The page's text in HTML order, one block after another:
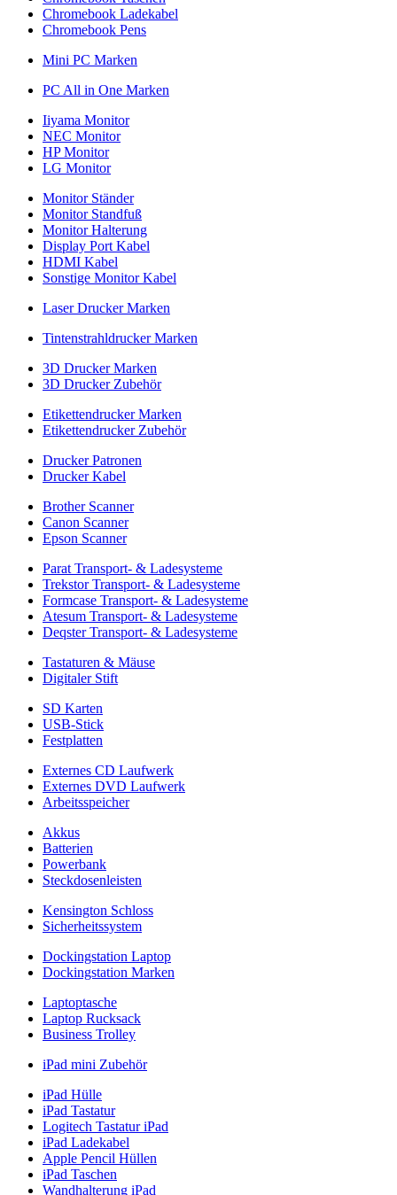
Chromebook Ladekabel
Chromebook Pens
Mini PC Marken
PC All in One Marken
Iiyama Monitor
NEC Monitor
HP Monitor
LG Monitor
Monitor Ständer
Monitor Standfuß
Monitor Halterung
Display Port Kabel
HDMI Kabel
Sonstige Monitor Kabel
Laser Drucker Marken
Tintenstrahldrucker Marken
3D Drucker Marken
3D Drucker Zubehör
Etikettendrucker Marken
Etikettendrucker Zubehör
Drucker Patronen
Drucker Kabel
Brother Scanner
Canon Scanner
Epson Scanner
Parat Transport- & Ladesysteme
Trekstor Transport- & Ladesysteme
Formcase Transport- & Ladesysteme
Atesum Transport- & Ladesysteme
Deqster Transport- & Ladesysteme
Tastaturen & Mäuse
Digitaler Stift
SD Karten
USB-Stick
Festplatten
Externes CD Laufwerk
Externes DVD Laufwerk
Arbeitsspeicher
Akkus
Batterien
Powerbank
Steckdosenleisten
Kensington Schloss
Sicherheitssystem
Dockingstation Laptop
Dockingstation Marken
Laptoptasche
Laptop Rucksack
Business Trolley
iPad mini Zubehör
iPad Hülle
iPad Tastatur
Logitech Tastatur iPad
iPad Ladekabel
Apple Pencil Hüllen
iPad Taschen
Wandhalterung iPad